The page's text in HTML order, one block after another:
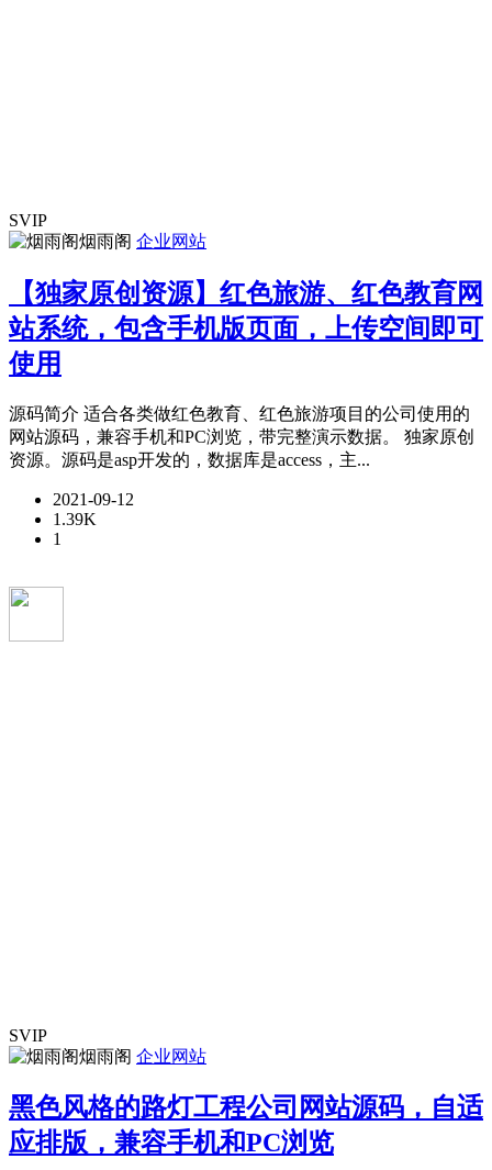
SVIP
烟雨阁 企业网站
【独家原创资源】红色旅游、红色教育网
站系统，包含手机版页面，上传空间即可
使用
源码简介 适合各类做红色教育、红色旅游项目的公司使用的
网站源码，兼容手机和PC浏览，带完整演示数据。 独家原创
资源。源码是asp开发的，数据库是access，主...
2021-09-12
1.39K
1
SVIP
烟雨阁 企业网站
黑色风格的路灯工程公司网站源码，自适
应排版，兼容手机和PC浏览